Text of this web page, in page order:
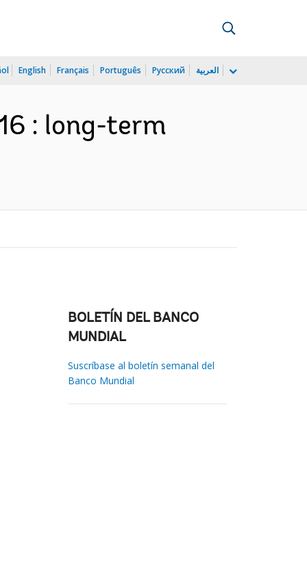
English Français Português Русский العربية
: long-term
BOLETÍN DEL BANCO
MUNDIAL
Suscríbase al boletín semanal del
Banco Mundial